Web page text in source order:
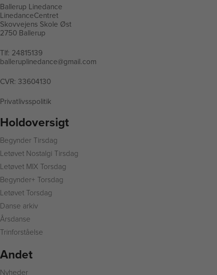
Ballerup Linedance
LinedanceCentret
Skovvejens Skole Øst
2750 Ballerup
Tlf: 24815139
balleruplinedance@gmail.com
CVR: 33604130
Privatlivsspolitik
Holdoversigt
Begynder Tirsdag
Letøvet Nostalgi Tirsdag
Letøvet MIX Torsdag
Begynder+ Torsdag
Letøvet Torsdag
Danse arkiv
Årsdanse
Trinforståelse
Andet
Nyheder